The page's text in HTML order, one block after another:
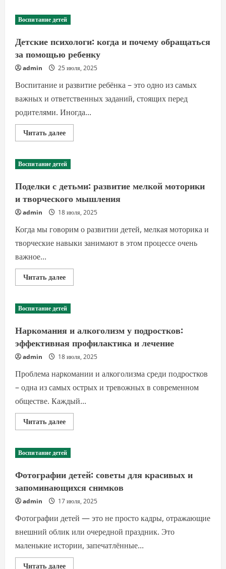
выбрать
школьный
ортопеда
здоровья
спины
Воспитание детей
Детские психологи: когда и почему обращаться
за помощью ребенку
admin 25 июля, 2025
Воспитание и развитие ребёнка – это одно из самых
важных и ответственных заданий, стоящих перед
родителями. Иногда...
Читать далееПрочитать
больше
психологи:
когда
обращаться
помощью
ребенку
Воспитание детей
Поделки с детьми: развитие мелкой моторики
и творческого мышления
admin 18 июля, 2025
Когда мы говорим о развитии детей, мелкая моторика и
творческие навыки занимают в этом процессе очень
важное...
Читать далееПрочитать
больше
с
детьми:
моторики
творческого
мышления
Воспитание детей
Наркомания и алкоголизм у подростков:
эффективная профилактика и лечение
admin 18 июля, 2025
Проблема наркомании и алкоголизма среди подростков
– одна из самых острых и тревожных в современном
обществе. Каждый...
Читать далееПрочитать
больше
и
алкоголизм
подростков:
эффективная
и
лечение
Воспитание детей
Фотографии детей: советы для красивых и
запоминающихся снимков
admin 17 июля, 2025
Фотографии детей — это не просто кадры, отражающие
внешний облик или очередной праздник. Это
маленькие истории, запечатлённые...
Читать далееПрочитать